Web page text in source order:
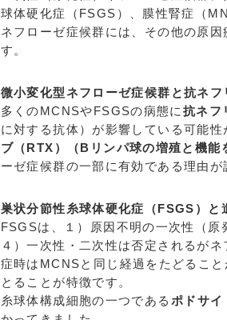
球体硬化症（FSGS）、膜性腎症（
ネフローゼ症候群には、その他の原
す。
微小変化型ネフローゼ症候群と抗ネフ
多くのMCNSやFSGSの病態に 抗ネフ
に対する抗体）が影響している可能
ブ（RTX）（Bリンパ球の増殖と機能
ーゼ症候群の一部に有効である理由
巣状分節性糸球体硬化症（FSGS）と
FSGSは、１）原因不明の一次性（原
４）一次性・二次性は否定されるが
症時はMCNSと同じ経過をたどるこ
とることが特徴です。
糸球体構成細胞の一つである ポドサイ